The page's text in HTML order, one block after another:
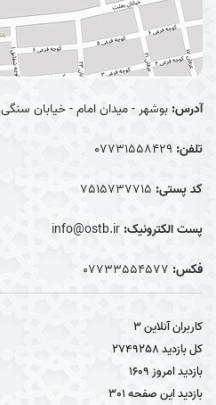
آدرس: بوشهر - میدان امام - خیابان سنگی
تلفن: 07731558429
کد پستی: 7515737715
پست الکترونیک: info@ostb.ir
فکس: 07733554577
کاربران آنلاین3
کل بازدید2749258
بازدید امروز1609
بازدید این صفحه301